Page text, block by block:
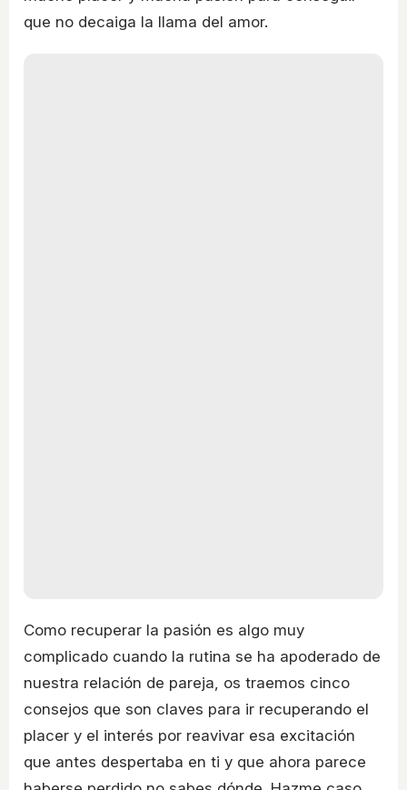
que no decaiga la llama del amor.
Como recuperar la pasión es algo muy
complicado cuando la rutina se ha apoderado de
nuestra relación de pareja, os traemos cinco
consejos que son claves para ir recuperando el
placer y el interés por reavivar esa excitación
que antes despertaba en ti y que ahora parece